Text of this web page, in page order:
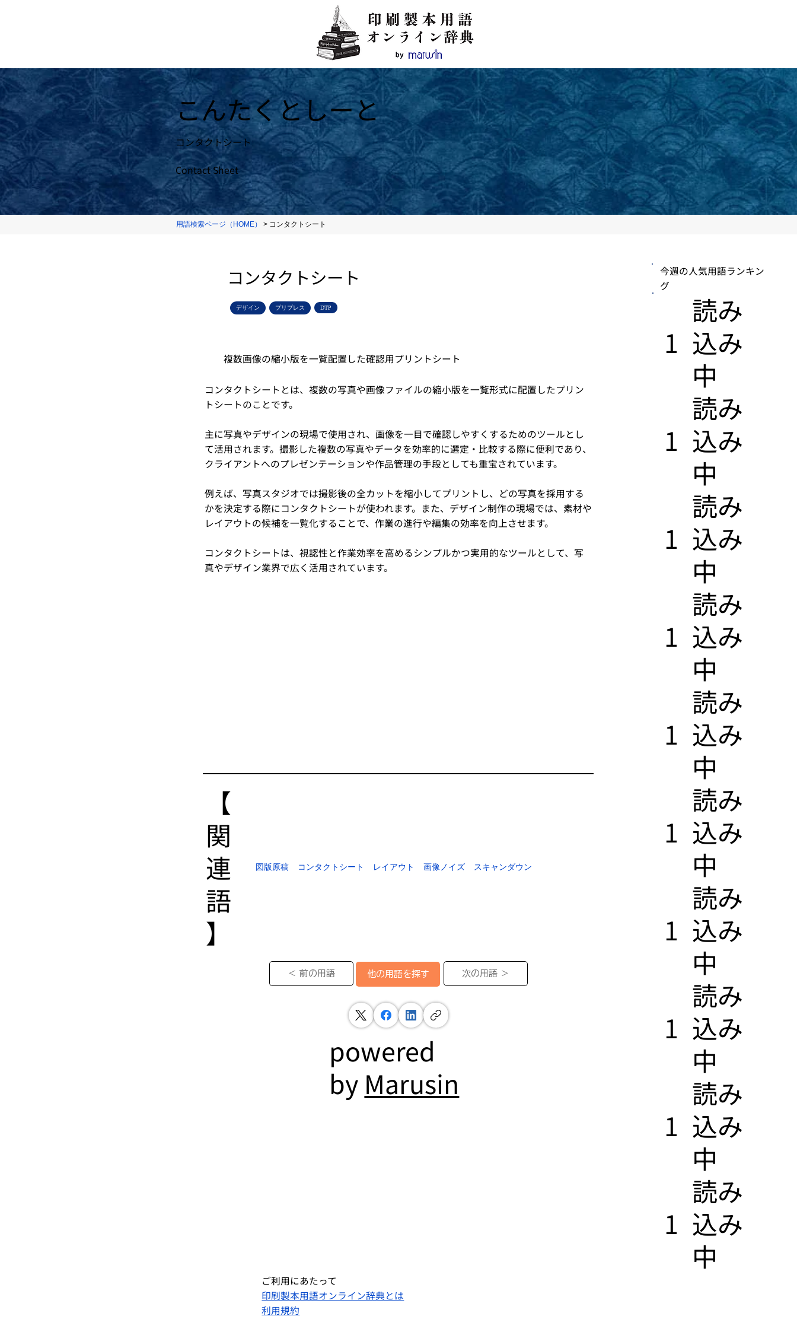
こんたくとしーと
コンタクトシート
Contact Sheet
用語検索ページ（HOME） > コンタクトシート
コンタクトシート
デザイン プリプレス DTP
複数画像の縮小版を一覧配置した確認用プリントシート
コンタクトシートとは、複数の写真や画像ファイルの縮小版を一覧形式に配置したプリン
トシートのことです。
主に写真やデザインの現場で使用され、画像を一目で確認しやすくするためのツールとし
て活用されます。撮影した複数の写真やデータを効率的に選定・比較する際に便利であり、
クライアントへのプレゼンテーションや作品管理の手段としても重宝されています。
例えば、写真スタジオでは撮影後の全カットを縮小してプリントし、どの写真を採用する
かを決定する際にコンタクトシートが使われます。また、デザイン制作の現場では、素材や
レイアウトの候補を一覧化することで、作業の進行や編集の効率を向上させます。
コンタクトシートは、視認性と作業効率を高めるシンプルかつ実用的なツールとして、写
真やデザイン業界で広く活用されています。
今週の人気用語ランキン
グ
1
​読み
込み
中
1
​読み
込み
中
1
​読み
込み
中
1
​読み
込み
中
1
​読み
込み
中
1
​読み
込み
中
1
​読み
込み
中
1
​読み
込み
中
1
​読み
込み
中
1
​読み
込み
中
【​
関
連
語
】
図版原稿 コンタクトシート レイアウト 画像ノイズ スキャンダウン
＜ 前の用語 他の用語を探す 次の用語 ＞
powered
by Marusin
ご利用にあたって
印刷製本用語オンライン辞典とは
利用規約​